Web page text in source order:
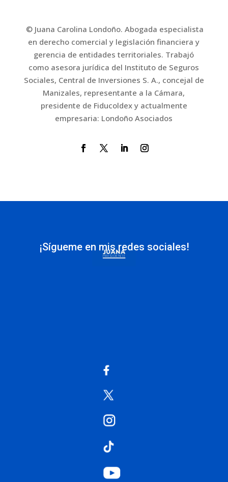
© Juana Carolina Londoño. Abogada especialista
en derecho comercial y legislación financiera y
gerencia de entidades territoriales. Trabajó
como asesora jurídica del Instituto de Seguros
Sociales, Central de Inversiones S. A., concejal de
Manizales, representante a la Cámara,
presidente de Fiducoldex y actualmente
empresaria: Londoño Asociados
¡Sígueme en mis redes sociales!